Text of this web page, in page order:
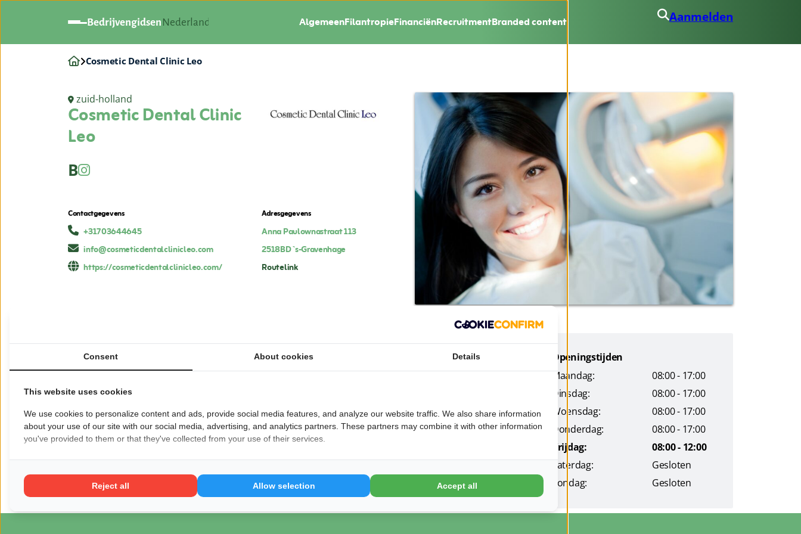
Bedrijvengidsen Nederland AlgemeenFilantropieFinanciënRecruitmentBranded content Aanmelden
Cosmetic Dental Clinic Leo
zuid-holland
Cosmetic Dental Clinic
Leo
B
Contactgegevens
+31703644645
info@cosmeticdentalclinicleo.com
https://cosmeticdentalclinicleo.com/
Adresgegevens
Anna Paulownastraat 113
2518BD`s-Gravenhage
Routelink
Bij de Cosmetische Tandheelkundige Kliniek Leo in Den Haag weten we dat de tandheelkundige
behoeften van elke persoon uniek zijn. Daarom bieden we een uitgebreide selectie van
behandelingsopties in een comfortabele, handige sfeer. We zijn ervan overtuigd dat we superieure
Wil je dat jouw bedrijf hier ook staat?Meld je aan!
Pagina delen op:
Openingstijden
Maandag:
08:00 - 17:00
Dinsdag:
08:00 - 17:00
Woensdag:
08:00 - 17:00
Donderdag:
08:00 - 17:00
Vrijdag:
08:00 - 12:00
Zaterdag:
Gesloten
Zondag:
Gesloten
Consent About cookies Details
This website uses cookies
We use cookies to personalize content and ads, provide social media features, and analyze our website traffic. We also share information
about your use of our site with our social media, advertising, and analytics partners. These partners may combine it with other information
you've provided to them or that they've collected from your use of their services.
Reject all Allow selection Accept all